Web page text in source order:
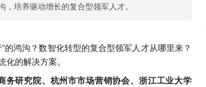
培养驱动增长的复合型领军人才。
鸿沟？数智化转型的复合型领军人才从哪里来？
的解决方案。
务研究院、杭州市市场营销协会、浙江工业大学